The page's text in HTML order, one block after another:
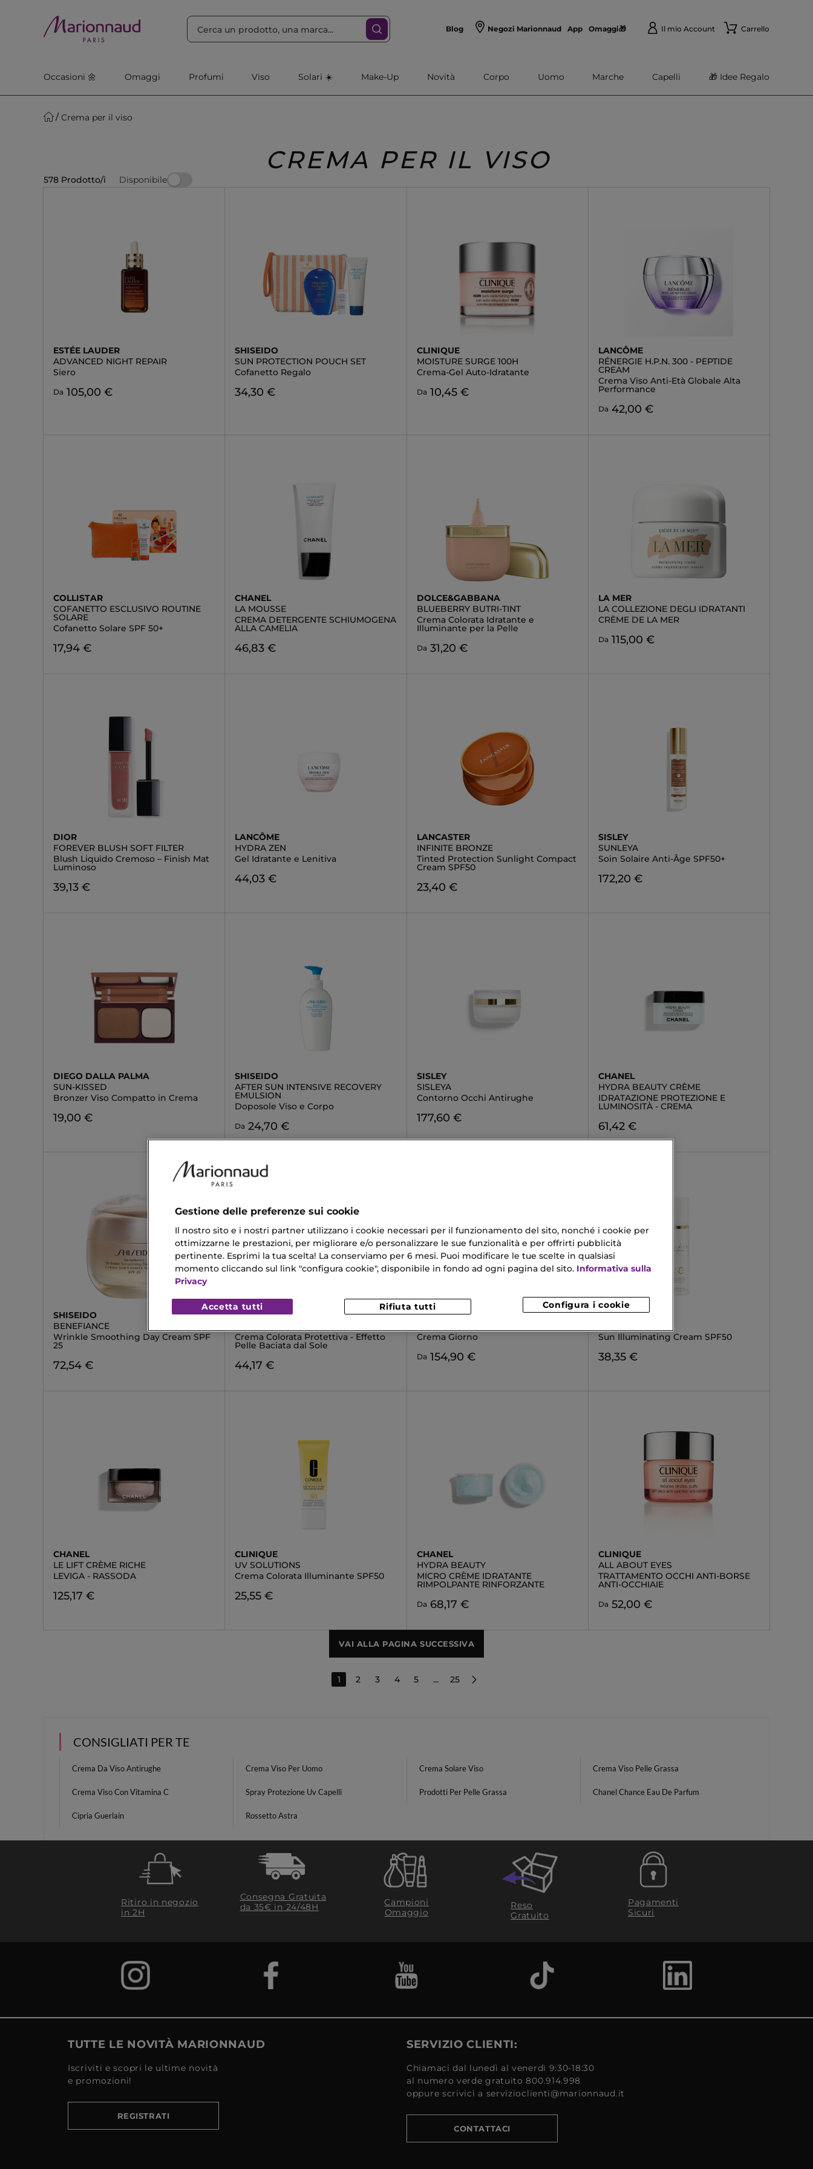
Blog Negozi Marionnaud App Omaggi🎁 Il mio Account Carrello
Occasioni 🌼 Omaggi Profumi Viso Solari ☀️ Make-Up Novità Corpo Uomo Marche Capelli 🎁 Idee Regalo
Crema per il viso
CREMA PER IL VISO
578 Prodotto/i Disponibile
ESTÉE LAUDER
ADVANCED NIGHT REPAIR
Siero
Da 105,00 €
SHISEIDO
SUN PROTECTION POUCH SET
Cofanetto Regalo
34,30 €
CLINIQUE
MOISTURE SURGE 100H
Crema-Gel Auto-Idratante
Da 10,45 €
LANCÔME
RÉNERGIE H.P.N. 300 - PEPTIDE
CREAM
Crema Viso Anti-Età Globale Alta
Performance
Da 42,00 €
COLLISTAR
COFANETTO ESCLUSIVO ROUTINE
SOLARE
Cofanetto Solare SPF 50+
17,94 €
CHANEL
LA MOUSSE
CREMA DETERGENTE SCHIUMOGENA
ALLA CAMELIA
46,83 €
DOLCE&GABBANA
BLUEBERRY BUTRI-TINT
Crema Colorata Idratante e
Illuminante per la Pelle
Da 31,20 €
LA MER
LA COLLEZIONE DEGLI IDRATANTI
CRÈME DE LA MER
Da 115,00 €
DIOR
FOREVER BLUSH SOFT FILTER
Blush Liquido Cremoso – Finish Mat
Luminoso
39,13 €
LANCÔME
HYDRA ZEN
Gel Idratante e Lenitiva
44,03 €
LANCASTER
INFINITE BRONZE
Tinted Protection Sunlight Compact
Cream SPF50
23,40 €
SISLEY
SUNLEYA
Soin Solaire Anti-Âge SPF50+
172,20 €
DIEGO DALLA PALMA
SUN-KISSED
Bronzer Viso Compatto in Crema
19,00 €
SHISEIDO
AFTER SUN INTENSIVE RECOVERY
EMULSION
Doposole Viso e Corpo
Da 24,70 €
SISLEY
SISLEYA
Contorno Occhi Antirughe
177,60 €
CHANEL
HYDRA BEAUTY CRÈME
IDRATAZIONE PROTEZIONE E
LUMINOSITÀ - CREMA
61,42 €
SHISEIDO
BENEFIANCE
Wrinkle Smoothing Day Cream SPF
25
72,54 €
GUERLAIN
Crema Colorata Protettiva - Effetto
Pelle Baciata dal Sole
44,17 €
DIOR
Crema Giorno
Da 154,90 €
LANCASTER
Sun Illuminating Cream SPF50
38,35 €
CHANEL
LE LIFT CRÈME RICHE
LEVIGA - RASSODA
125,17 €
CLINIQUE
UV SOLUTIONS
Crema Colorata Illuminante SPF50
25,55 €
CHANEL
HYDRA BEAUTY
MICRO CRÈME IDRATANTE
RIMPOLPANTE RINFORZANTE
Da 68,17 €
CLINIQUE
ALL ABOUT EYES
TRATTAMENTO OCCHI ANTI-BORSE
ANTI-OCCHIAIE
Da 52,00 €
VAI ALLA PAGINA SUCCESSIVA
1 2 3 4 5 ... 25
CONSIGLIATI PER TE
Crema Da Viso Antirughe Crema Viso Per Uomo Crema Solare Viso Crema Viso Pelle Grassa
Crema Viso Con Vitamina C Spray Protezione Uv Capelli Prodotti Per Pelle Grassa Chanel Chance Eau De Parfum
Cipria Guerlain Rossetto Astra
Ritiro in negozio
in 2H
Consegna Gratuita
da 35€​ in 24/48H
Campioni
Omaggio
Reso
Gratuito
Pagamenti
Sicuri
TUTTE LE NOVITÀ MARIONNAUD
Iscriviti e scopri le ultime novità
e promozioni!
REGISTRATI
SERVIZIO CLIENTI:
Chiamaci dal lunedì al venerdì 9:30-18:30
al numero verde gratuito 800.914.998
oppure scrivici a servizioclienti@marionnaud.it
CONTATTACI
Gestione delle preferenze sui cookie
Il nostro sito e i nostri partner utilizzano i cookie necessari per il funzionamento del sito, nonché i cookie per
ottimizzarne le prestazioni, per migliorare e/o personalizzare le sue funzionalità e per offrirti pubblicità
pertinente. Esprimi la tua scelta! La conserviamo per 6 mesi. Puoi modificare le tue scelte in qualsiasi
momento cliccando sul link "configura cookie", disponibile in fondo ad ogni pagina del sito. Informativa sulla
Privacy
Configura i cookie
Rifiuta tutti
Accetta tutti